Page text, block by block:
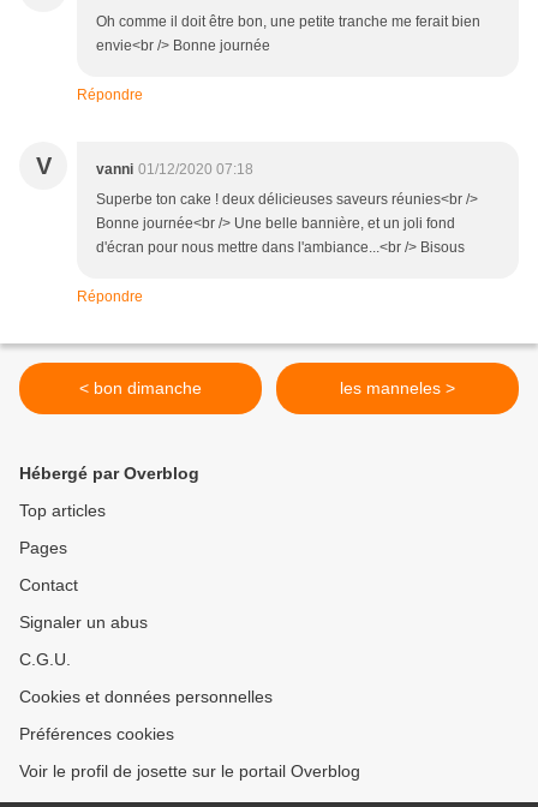
Oh comme il doit être bon, une petite tranche me ferait bien
envie<br /> Bonne journée
Répondre
V vanni 01/12/2020 07:18
Superbe ton cake ! deux délicieuses saveurs réunies<br />
Bonne journée<br /> Une belle bannière, et un joli fond
d'écran pour nous mettre dans l'ambiance...<br /> Bisous
Répondre
< bon dimanche les manneles >
Hébergé par Overblog
Top articles
Pages
Contact
Signaler un abus
C.G.U.
Cookies et données personnelles
Préférences cookies
Voir le profil de josette sur le portail Overblog